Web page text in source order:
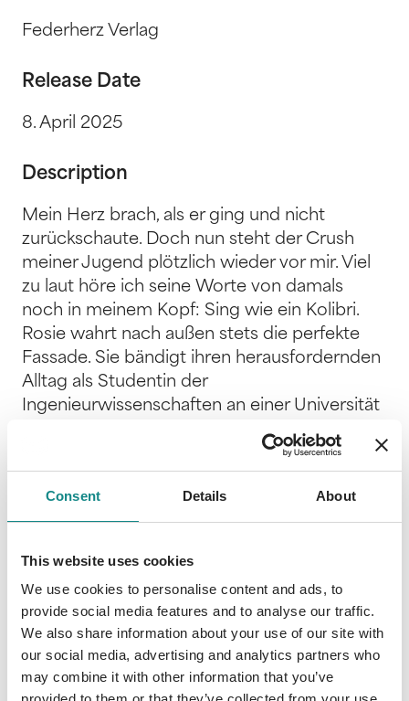
Consent Details About
This website uses cookies
We use cookies to personalise content and ads, to
provide social media features and to analyse our traffic.
We also share information about your use of our site with
our social media, advertising and analytics partners who
may combine it with other information that you’ve
Federherz Verlag
Release Date
8. April 2025
Description
Mein Herz brach, als er ging und nicht
zurückschaute. Doch nun steht der Crush
meiner Jugend plötzlich wieder vor mir. Viel
zu laut höre ich seine Worte von damals
noch in meinem Kopf: Sing wie ein Kolibri.
Rosie wahrt nach außen stets die perfekte
Fassade. Sie bändigt ihren herausfordernden
Alltag als Studentin der
Ingenieurwissenschaften an einer Universität
im Herzen Kaliforniens mit akribischen
Zeitplänen und eingeübten Routinen. Voller
Tatendrang stürzt sie sich wie ein eifriger
Kolibri in ihr letztes Jahr. Wäre da nicht ihre
partywütige Mitbewohnerin, die droht,
der Last ihrer Vergangenheit
zusammenzubrechen drohen. Ausgerechnet
dann soll auch noch Aiden, ihr Crush aus
Teenager-Zeiten, ein Tutorium leiten, an dem
sie teilnimmt. Bei seinem Anblick vergisst